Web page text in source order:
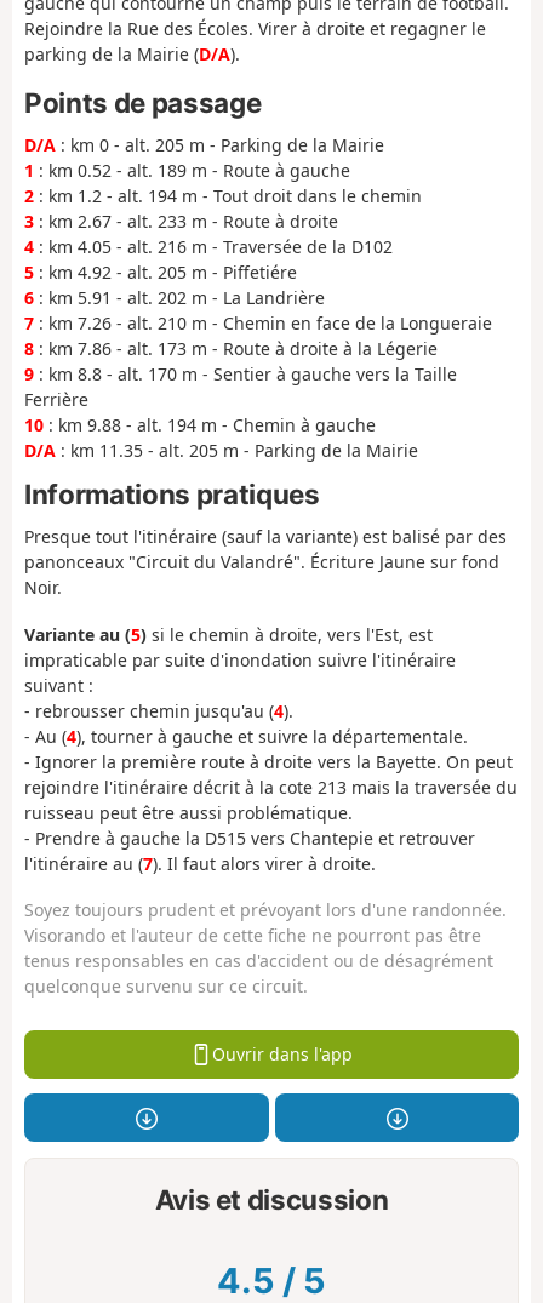
Rejoindre la Rue des Écoles. Virer à droite et regagner le
parking de la Mairie (D/A).
Points de passage
D/A : km 0 - alt. 205 m - Parking de la Mairie
1 : km 0.52 - alt. 189 m - Route à gauche
2 : km 1.2 - alt. 194 m - Tout droit dans le chemin
3 : km 2.67 - alt. 233 m - Route à droite
4 : km 4.05 - alt. 216 m - Traversée de la D102
5 : km 4.92 - alt. 205 m - Piffetiére
6 : km 5.91 - alt. 202 m - La Landrière
7 : km 7.26 - alt. 210 m - Chemin en face de la Longueraie
8 : km 7.86 - alt. 173 m - Route à droite à la Légerie
9 : km 8.8 - alt. 170 m - Sentier à gauche vers la Taille
Ferrière
10 : km 9.88 - alt. 194 m - Chemin à gauche
D/A : km 11.35 - alt. 205 m - Parking de la Mairie
Informations pratiques
Presque tout l'itinéraire (sauf la variante) est balisé par des
panonceaux "Circuit du Valandré". Écriture Jaune sur fond
Noir.
Variante au (5) si le chemin à droite, vers l'Est, est
impraticable par suite d'inondation suivre l'itinéraire
suivant :
- rebrousser chemin jusqu'au (4).
- Au (4), tourner à gauche et suivre la départementale.
- Ignorer la première route à droite vers la Bayette. On peut
rejoindre l'itinéraire décrit à la cote 213 mais la traversée du
ruisseau peut être aussi problématique.
- Prendre à gauche la D515 vers Chantepie et retrouver
l'itinéraire au (7). Il faut alors virer à droite.
Soyez toujours prudent et prévoyant lors d'une randonnée.
Visorando et l'auteur de cette fiche ne pourront pas être
tenus responsables en cas d'accident ou de désagrément
quelconque survenu sur ce circuit.
Ouvrir dans l'app
Avis et discussion
4.5 / 5